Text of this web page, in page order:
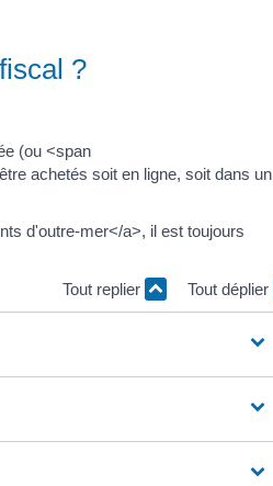
?
(ou <span
achetés soit en ligne, soit dans un
d'outre-mer</a>, il est toujours
Tout replier
Tout déplier